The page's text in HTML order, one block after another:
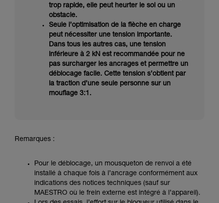
trop rapide, elle peut heurter le sol ou un
obstacle.
Seule l’optimisation de la flèche en charge
peut nécessiter une tension importante.
Dans tous les autres cas, une tension
inférieure à 2 kN est recommandée pour ne
pas surcharger les ancrages et permettre un
déblocage facile. Cette tension s’obtient par
la traction d’une seule personne sur un
mouflage 3:1.
Remarques :
Pour le déblocage, un mousqueton de renvoi a été
installé à chaque fois à l’ancrage conformément aux
indications des notices techniques (sauf sur
MAESTRO où le frein externe est intégré à l’appareil).